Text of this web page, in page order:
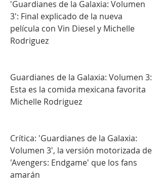
'Guardianes de la Galaxia: Volumen
3': Final explicado de la nueva
película con Vin Diesel y Michelle
Rodriguez
Guardianes de la Galaxia: Volumen 3:
Esta es la comida mexicana favorita
Michelle Rodriguez
Crítica: 'Guardianes de la Galaxia:
Volumen 3', la versión motorizada de
'Avengers: Endgame' que los fans
amarán